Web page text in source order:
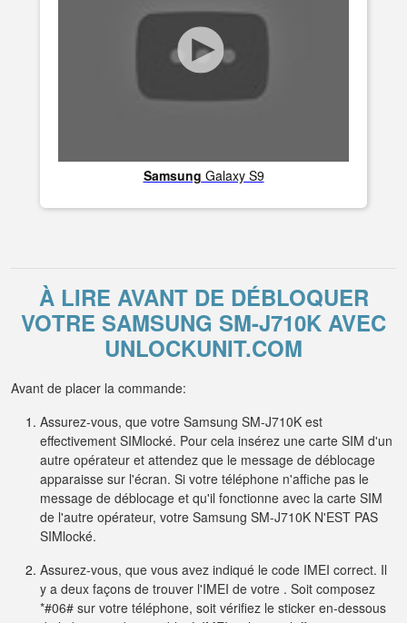
Samsung Galaxy S9
À LIRE AVANT DE DÉBLOQUER
VOTRE SAMSUNG SM-J710K AVEC
UNLOCKUNIT.COM
Avant de placer la commande:
Assurez-vous, que votre Samsung SM-J710K est
effectivement SIMlocké. Pour cela insérez une carte SIM d'un
autre opérateur et attendez que le message de déblocage
apparaisse sur l'écran. Si votre téléphone n'affiche pas le
message de déblocage et qu'il fonctionne avec la carte SIM
de l'autre opérateur, votre Samsung SM-J710K N'EST PAS
SIMlocké.
Assurez-vous, que vous avez indiqué le code IMEI correct. Il
y a deux façons de trouver l'IMEI de votre . Soit composez
*#06# sur votre téléphone, soit vérifiez le sticker en-dessous